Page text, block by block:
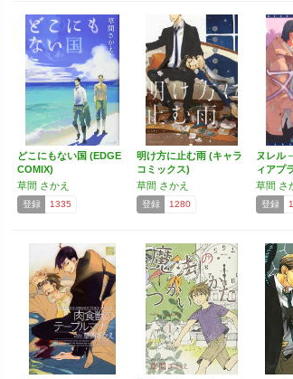
どこにもない国 (EDGE
COMIX)
草間 さかえ
登録 1335
明け方に止む雨 (キャラ
コミックス)
草間 さかえ
登録 1280
ヌレル
ィアプ
草間 さ
登録